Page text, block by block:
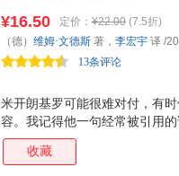
米开朗基罗可能很难对付，有
容。我记得他一句经常被引
我而言只意味着一件事：拍电
方式要求我们每个人也这样做
¥16.50 定价： ¥22.00 (7.5折)
13条评论
（德） 维姆·文德斯 著， 李宏宇 译 /
收藏